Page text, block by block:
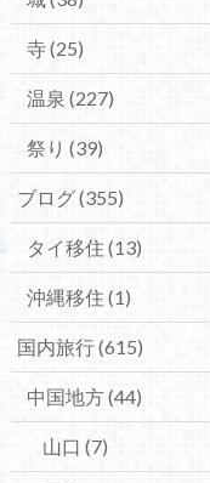
寺(25)
温泉 (227)
祭り (39)
ブログ(355)
タイ移住 (13)
沖縄移住 (1)
国内旅行(615)
中国地方(44)
山口 (7)